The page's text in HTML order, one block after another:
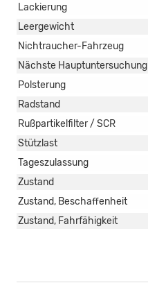
Lackierung
Leergewicht
Nichtraucher-Fahrzeug
Nächste Hauptuntersuchung
Polsterung
Radstand
Rußpartikelfilter / SCR
Stützlast
Tageszulassung
Zustand
Zustand, Beschaffenheit
Zustand, Fahrfähigkeit